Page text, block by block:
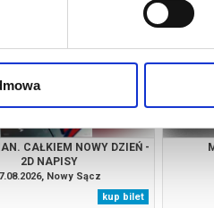
CAŁKIEM NOWY DZIEŃ -
2D NAPISY
Nowy Sącz
kup bilet